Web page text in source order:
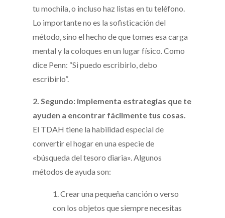
tu mochila, o incluso haz listas en tu teléfono.
Lo importante no es la sofisticación del
método, sino el hecho de que tomes esa carga
mental y la coloques en un lugar físico. Como
dice Penn: “Si puedo escribirlo, debo
escribirlo”.
2. Segundo: implementa estrategias que te
ayuden a encontrar fácilmente tus cosas.
El TDAH tiene la habilidad especial de
convertir el hogar en una especie de
«búsqueda del tesoro diaria». Algunos
métodos de ayuda son:
1. Crear una pequeña canción o verso
con los objetos que siempre necesitas